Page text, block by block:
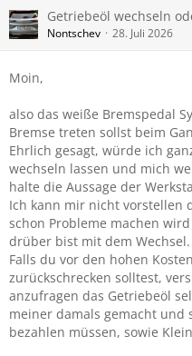
Getriebeöl wechseln
Nontschev 28. Juli 2026
Moin,
also das weiße Bremspedal
Bremse treten sollst beim
Ehrlich gesagt, würde ich
wechseln lassen und mich
halte die Aussage der
Ich kann mir nicht vorstellen
schon Probleme machen
drüber bist mit dem Wechsel.
Falls du vor den hohen
zurückschrecken solltest,
anzufragen das Getriebeöl
meiner damals gemacht
bezahlen müssen, sowie